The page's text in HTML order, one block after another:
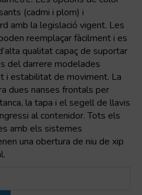
(cadmi i plom) i
amb la legislació vigent. Les
reemplaçar fàcilment i es
qualitat capaç de suportar
del darrere modelades
i estabilitat de moviment. La
dues nanses frontals per
la tapa i el segell de llavis
al contenidor. Tots els
amb els sistemes
una obertura de niu de xip